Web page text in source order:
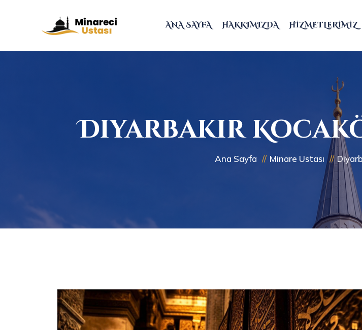
ANA SAYFA HAKKIMIZDA HIZMETLERIMIZ
Diyarbakır
Ana Sayfa Minare Ustası